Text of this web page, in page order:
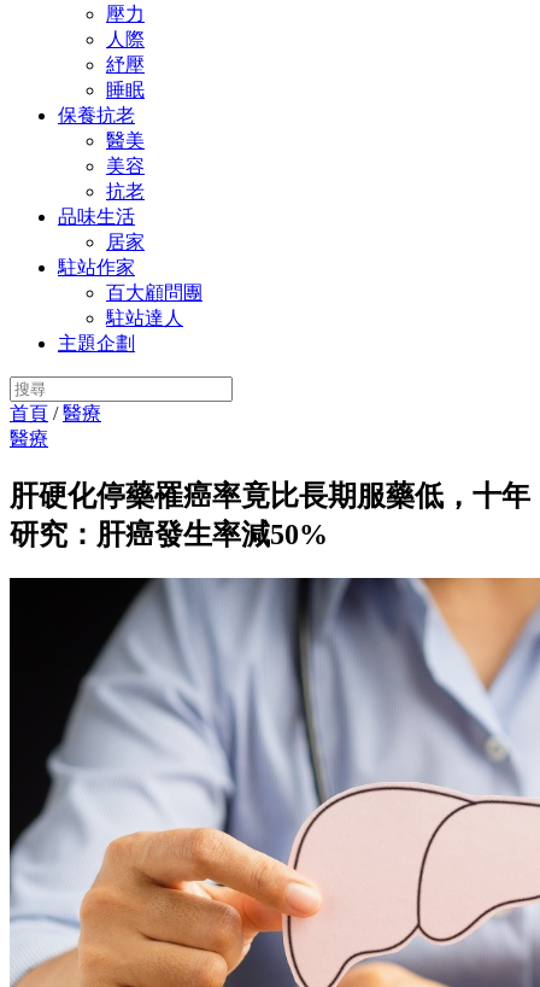
壓力
人際
紓壓
睡眠
保養抗老
醫美
美容
抗老
品味生活
居家
駐站作家
百大顧問團
駐站達人
主題企劃
首頁 /醫療
醫療
肝硬化停藥罹癌率竟比長期服藥低，十年
研究：肝癌發生率減50%